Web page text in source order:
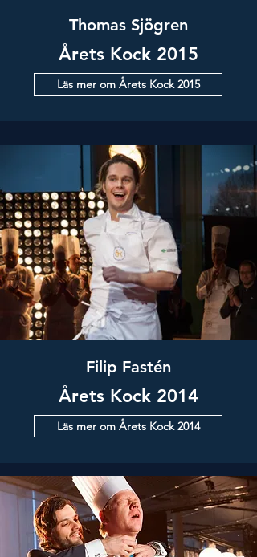
Thomas Sjögren
Årets Kock 2015
Läs mer om Årets Kock 2015
Filip Fastén
Årets Kock 2014
Läs mer om Årets Kock 2014